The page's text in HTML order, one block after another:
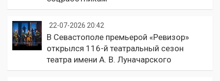
22-07-2026 20:42
В Севастополе премьерой «Ревизор»
открылся 116-й театральный сезон
театра имени А. В. Луначарского